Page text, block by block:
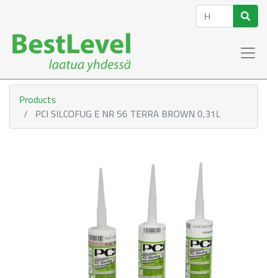
Products
PCI SILCOFUG E NR 56 TERRA BROWN 0,31L